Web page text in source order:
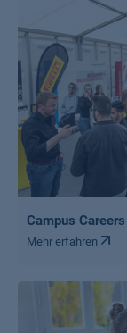
Campus Careers
Mehr erfahren